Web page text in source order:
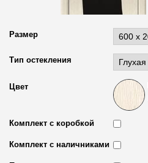
Размер
Тип остекления
Цвет
Комплект с коробкой
Комплект с наличниками